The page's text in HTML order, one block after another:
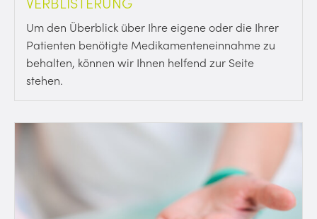
Um den Überblick über Ihre eigene oder die Ihrer
Patienten benötigte Medikamenteneinnahme zu
behalten, können wir Ihnen helfend zur Seite
stehen.